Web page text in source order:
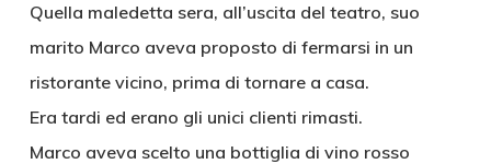
Quella maledetta sera, all’uscita del teatro, suo
marito Marco aveva proposto di fermarsi in un
ristorante vicino, prima di tornare a casa.
Era tardi ed erano gli unici clienti rimasti.
Marco aveva scelto una bottiglia di vino rosso